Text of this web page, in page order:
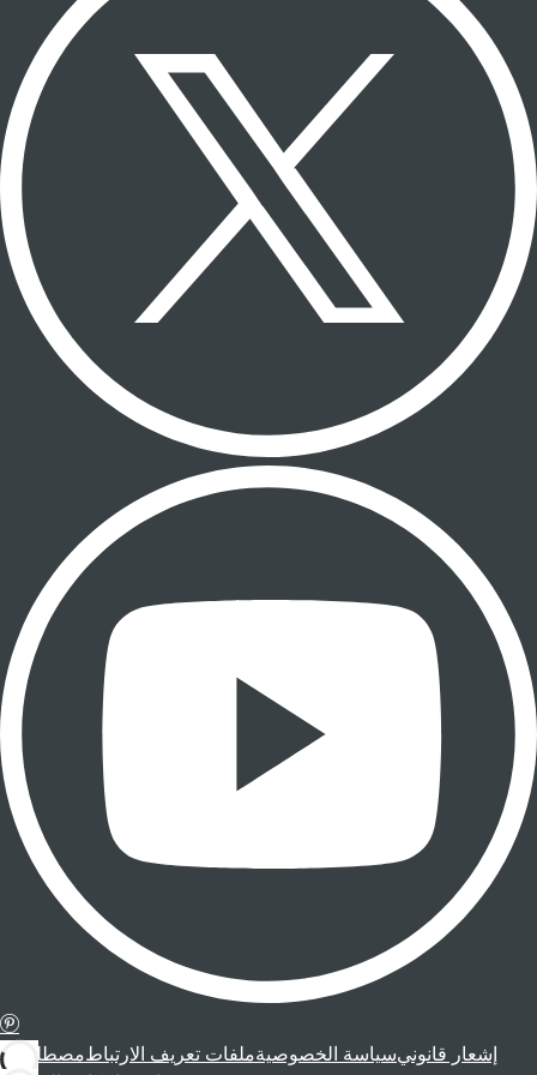
إشعار قانونيسياسة الخصوصيةملفات تعريف الارتباطمصطلحات